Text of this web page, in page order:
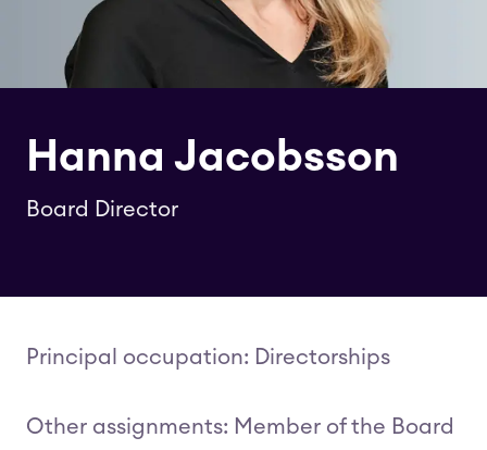
Hanna Jacobsson
Board Director
Principal occupation: Directorships
Other assignments: Member of the Board